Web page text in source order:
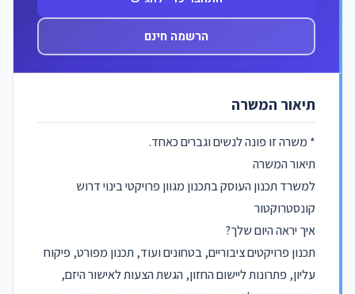
הרשמה חינם
תיאור המשרה
* משרה זו פונה לנשים וגברים כאחד.
תיאור המשרה
למשרד תכנון העוסק בתכנון מגוון פרויקטי בינוי דרוש
קונסטרוקטור
איך יראה היום שלך?
תכנון פרויקטים ציבוריים, בטחונים ועוד, תכנון מפורט, פיקוח
עליון, פתרונות ליישום החזון, הגשת הצעות לאישור היזם,